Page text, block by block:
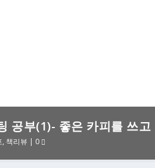
공부(1)- 좋은 카피를 쓰
, 책리뷰 | 0